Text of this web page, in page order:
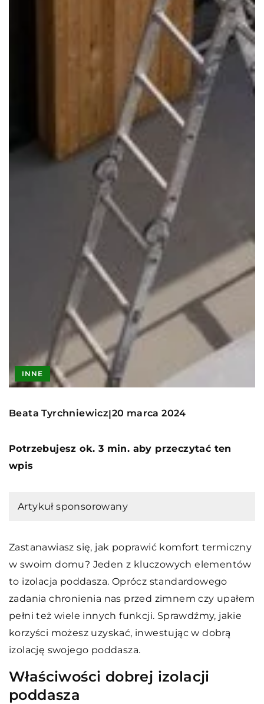
INNE
Beata Tyrchniewicz|20 marca 2024
Potrzebujesz ok. 3 min. aby przeczytać ten
wpis
Artykuł sponsorowany
Zastanawiasz się, jak poprawić komfort termiczny
w swoim domu? Jeden z kluczowych elementów
to izolacja poddasza. Oprócz standardowego
zadania chronienia nas przed zimnem czy upałem
pełni też wiele innych funkcji. Sprawdźmy, jakie
korzyści możesz uzyskać, inwestując w dobrą
izolację swojego poddasza.
Właściwości dobrej izolacji
poddasza